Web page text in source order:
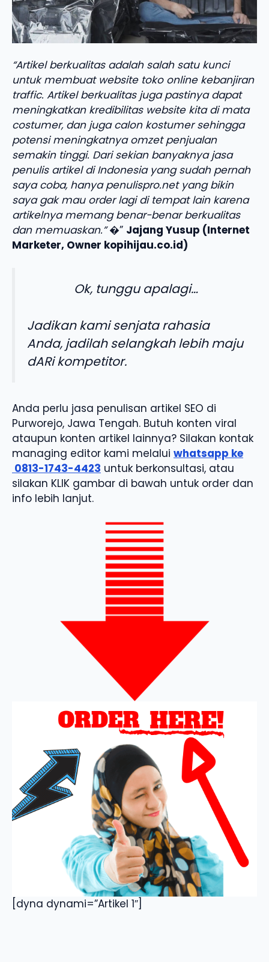
“Artikel berkualitas adalah salah satu kunci
untuk membuat website toko online kebanjiran
traffic. Artikel berkualitas juga pastinya dapat
meningkatkan kredibilitas website kita di mata
costumer, dan juga calon kostumer sehingga
potensi meningkatnya omzet penjualan
semakin tinggi. Dari sekian banyaknya jasa
penulis artikel di Indonesia yang sudah pernah
saya coba, hanya penulispro.net yang bikin
saya gak mau order lagi di tempat lain karena
artikelnya memang benar-benar berkualitas
dan memuaskan.”�” Jajang Yusup (Internet
Marketer, Owner kopihijau.co.id)
Ok, tunggu apalagi…
Jadikan kami senjata rahasia
Anda, jadilah selangkah lebih maju
dARi kompetitor.
Anda perlu jasa penulisan artikel SEO di
Purworejo, Jawa Tengah. Butuh konten viral
ataupun konten artikel lainnya? Silakan kontak
managing editor kami melalui whatsapp ke
0813-1743-4423 untuk berkonsultasi, atau
silakan KLIK gambar di bawah untuk order dan
info lebih lanjut.
[dyna dynami=”Artikel 1″]